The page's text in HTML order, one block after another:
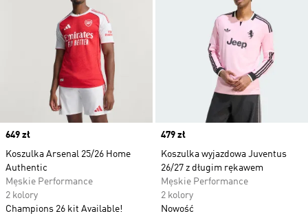
Price
649 zł
Koszulka Arsenal 25/26 Home
Authentic
Męskie Performance
2 kolory
Champions 26 kit Available!
Price
479 zł
Koszulka wyjazdowa Juventus
26/27 z długim rękawem
Męskie Performance
2 kolory
Nowość